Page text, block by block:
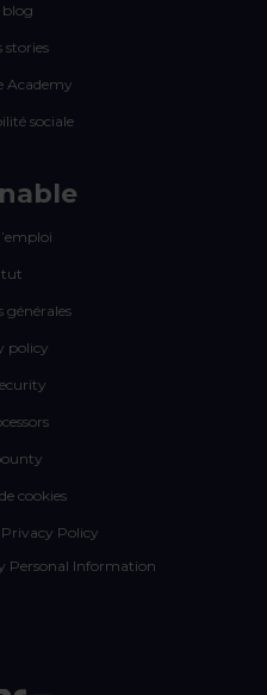
blog
stories
Academy
sociale
générales
policy
cookies
Policy
Personal Information